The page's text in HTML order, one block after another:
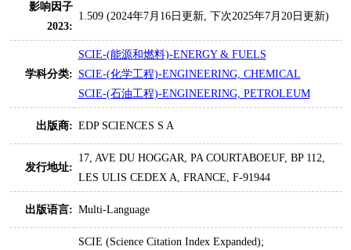
影响因子
2023:
1.509 (2024年7月16日更新, 下次2025年7月20日更新)
学科分类:
SCIE-(能源和燃料)-ENERGY & FUELS
SCIE-(化学工程)-ENGINEERING, CHEMICAL
SCIE-(石油工程)-ENGINEERING, PETROLEUM
出版商: EDP SCIENCES S A
发行地址:
17, AVE DU HOGGAR, PA COURTABOEUF, BP 112,
LES ULIS CEDEX A, FRANCE, F-91944
出版语言: Multi-Language
SCIE (Science Citation Index Expanded);